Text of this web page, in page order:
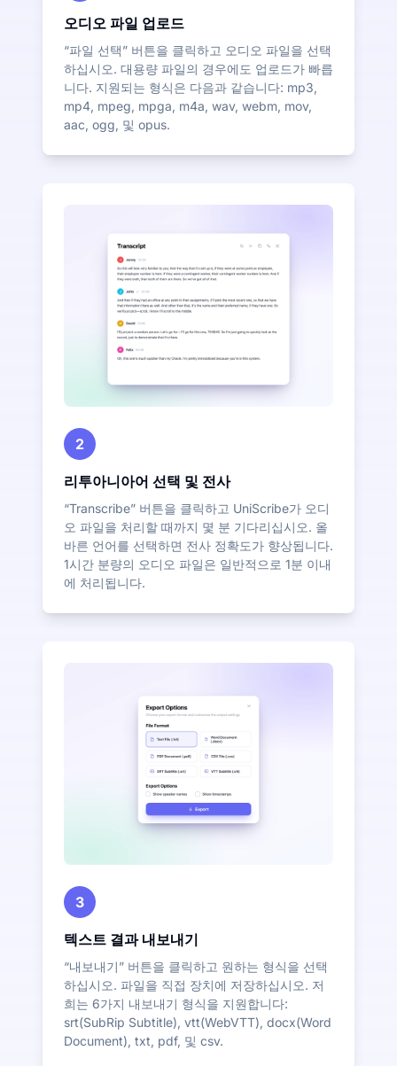
오디오 파일 업로드
“파일 선택” 버튼을 클릭하고 오디오 파일을 선택
하십시오. 대용량 파일의 경우에도 업로드가 빠릅
니다. 지원되는 형식은 다음과 같습니다: mp3,
mp4, mpeg, mpga, m4a, wav, webm, mov,
aac, ogg, 및 opus.
2
리투아니아어 선택 및 전사
“Transcribe” 버튼을 클릭하고 UniScribe가 오디
오 파일을 처리할 때까지 몇 분 기다리십시오. 올
바른 언어를 선택하면 전사 정확도가 향상됩니다.
1시간 분량의 오디오 파일은 일반적으로 1분 이내
에 처리됩니다.
3
텍스트 결과 내보내기
“내보내기” 버튼을 클릭하고 원하는 형식을 선택
하십시오. 파일을 직접 장치에 저장하십시오. 저
희는 6가지 내보내기 형식을 지원합니다:
srt(SubRip Subtitle), vtt(WebVTT), docx(Word
Document), txt, pdf, 및 csv.